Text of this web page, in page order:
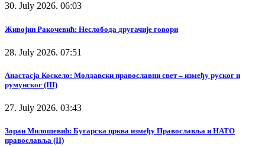
30. July 2026. 06:03
Живојин Ракочевић: Неслобода другачије говори
28. July 2026. 07:51
Анастасја Коскело: Молдавски православни свет – између руског и
румунског (III)
27. July 2026. 03:43
Зоран Милошевић: Бугарска црква између Православља и НАТО
православља (II)